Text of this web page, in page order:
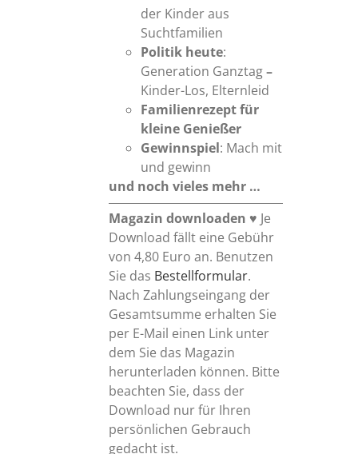
der Kinder aus
Suchtfamilien
Politik heute:
Generation Ganztag–
Kinder-Los, Elternleid
Familienrezept für
kleine Genießer
Gewinnspiel: Mach mit
und gewinn
und noch vieles mehr …
Magazin downloaden ♥ Je
Download fällt eine Gebühr
von 4,80 Euro an. Benutzen
Sie das Bestellformular.
Nach Zahlungseingang der
Gesamtsumme erhalten Sie
per E-Mail einen Link unter
dem Sie das Magazin
herunterladen können. Bitte
beachten Sie, dass der
Download nur für Ihren
persönlichen Gebrauch
gedacht ist.